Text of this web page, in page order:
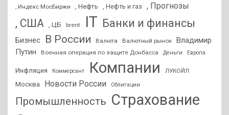
, Индекс МосБиржи , Нефть , Нефть и газ , Прогнозы
, США , ЦБ brent IT Банки и финансы
Бизнес В России Валюта Валютный рынок
Владимир
Путин
Военная операция по защите Донбасса Деньги Европа
Инфляция Коммерсант Компании ЛУКОЙЛ
Москва Новости России Облигации
Промышленность Страхование